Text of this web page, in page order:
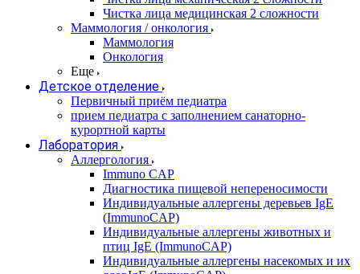
Чистка лица медицинская 2 сложности
Маммология / онкология
Маммология
Онкология
Еще
Детское отделение
Первичный приём педиатра
прием педиатра с заполнением санаторно-
курортной карты
Лаборатория
Аллергология
Immuno CAP
Диагностика пищевой непереносимости
Индивидуальные аллергены деревьев IgE
(ImmunoCAP)
Индивидуальные аллергены животных и
птиц IgE (ImmunoCAP)
Индивидуальные аллергены насекомых и их